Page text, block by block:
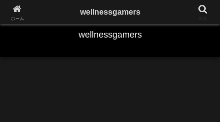
Play the Game,Keep Yourself Fit
wellnessgamers
ホーム
wellnessgamers